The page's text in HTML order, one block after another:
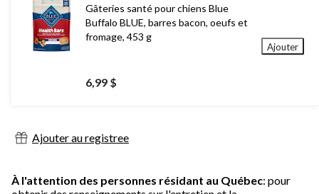
Gâteries santé pour chiens Blue
Buffalo BLUE, barres bacon, oeufs et
fromage, 453 g
6,99 $
Ajouter
Ajouter au registree
À l'attention des personnes résidant au Québec: pour